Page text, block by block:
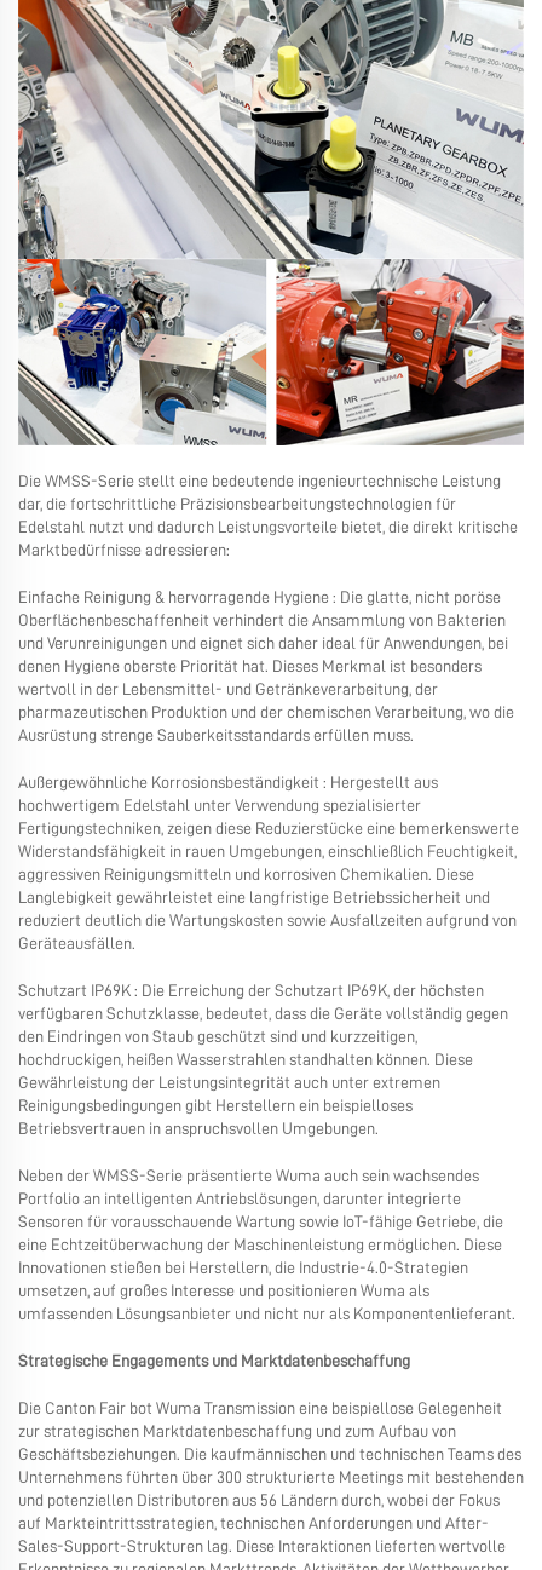
Die WMSS-Serie stellt eine bedeutende ingenieurtechnische Leistung
dar, die fortschrittliche Präzisionsbearbeitungstechnologien für
Edelstahl nutzt und dadurch Leistungsvorteile bietet, die direkt kritische
Marktbedürfnisse adressieren:
Einfache Reinigung & hervorragende Hygiene : Die glatte, nicht poröse
Oberflächenbeschaffenheit verhindert die Ansammlung von Bakterien
und Verunreinigungen und eignet sich daher ideal für Anwendungen, bei
denen Hygiene oberste Priorität hat. Dieses Merkmal ist besonders
wertvoll in der Lebensmittel- und Getränkeverarbeitung, der
pharmazeutischen Produktion und der chemischen Verarbeitung, wo die
Ausrüstung strenge Sauberkeitsstandards erfüllen muss.
Außergewöhnliche Korrosionsbeständigkeit : Hergestellt aus
hochwertigem Edelstahl unter Verwendung spezialisierter
Fertigungstechniken, zeigen diese Reduzierstücke eine bemerkenswerte
Widerstandsfähigkeit in rauen Umgebungen, einschließlich Feuchtigkeit,
aggressiven Reinigungsmitteln und korrosiven Chemikalien. Diese
Langlebigkeit gewährleistet eine langfristige Betriebssicherheit und
reduziert deutlich die Wartungskosten sowie Ausfallzeiten aufgrund von
Geräteausfällen.
Schutzart IP69K : Die Erreichung der Schutzart IP69K, der höchsten
verfügbaren Schutzklasse, bedeutet, dass die Geräte vollständig gegen
den Eindringen von Staub geschützt sind und kurzzeitigen,
hochdruckigen, heißen Wasserstrahlen standhalten können. Diese
Gewährleistung der Leistungsintegrität auch unter extremen
Reinigungsbedingungen gibt Herstellern ein beispielloses
Betriebsvertrauen in anspruchsvollen Umgebungen.
Neben der WMSS-Serie präsentierte Wuma auch sein wachsendes
Portfolio an intelligenten Antriebslösungen, darunter integrierte
Sensoren für vorausschauende Wartung sowie IoT-fähige Getriebe, die
eine Echtzeitüberwachung der Maschinenleistung ermöglichen. Diese
Innovationen stießen bei Herstellern, die Industrie-4.0-Strategien
umsetzen, auf großes Interesse und positionieren Wuma als
umfassenden Lösungsanbieter und nicht nur als Komponentenlieferant.
Strategische Engagements und Marktdatenbeschaffung
Die Canton Fair bot Wuma Transmission eine beispiellose Gelegenheit
zur strategischen Marktdatenbeschaffung und zum Aufbau von
Geschäftsbeziehungen. Die kaufmännischen und technischen Teams des
Unternehmens führten über 300 strukturierte Meetings mit bestehenden
und potenziellen Distributoren aus 56 Ländern durch, wobei der Fokus
auf Markteintrittsstrategien, technischen Anforderungen und After-
Sales-Support-Strukturen lag. Diese Interaktionen lieferten wertvolle